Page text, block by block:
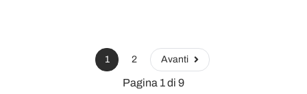
1 2 Avanti
Pagina 1 di 9